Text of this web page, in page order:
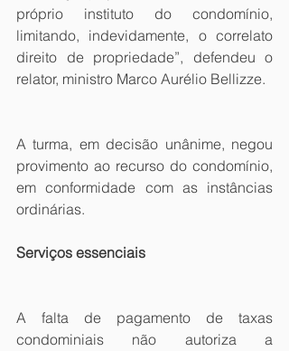
próprio instituto do condomínio,
limitando, indevidamente, o correlato
direito de propriedade”, defendeu o
relator, ministro Marco Aurélio Bellizze.
A turma, em decisão unânime, negou
provimento ao recurso do condomínio,
em conformidade com as instâncias
ordinárias.
Serviços essenciais
A falta de pagamento de taxas
condominiais não autoriza a